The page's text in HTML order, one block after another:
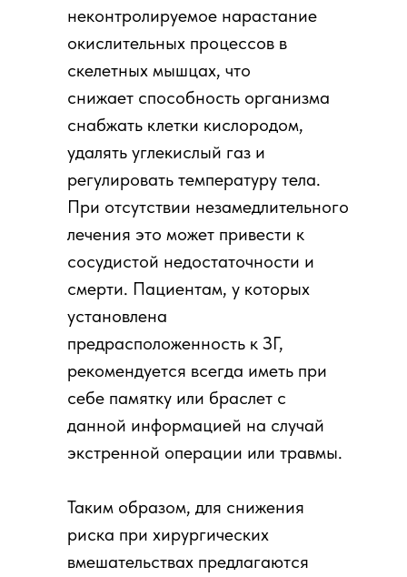
неконтролируемое нарастание
окислительных процессов в
скелетных мышцах, что
снижает способность организма
снабжать клетки кислородом,
удалять углекислый газ и
регулировать температуру тела.
При отсутствии незамедлительного
лечения это может привести к
сосудистой недостаточности и
смерти. Пациентам, у которых
установлена
предрасположенность к ЗГ,
рекомендуется всегда иметь при
себе памятку или браслет с
данной информацией на случай
экстренной операции или травмы.
Таким образом, для снижения
риска при хирургических
вмешательствах предлагаются